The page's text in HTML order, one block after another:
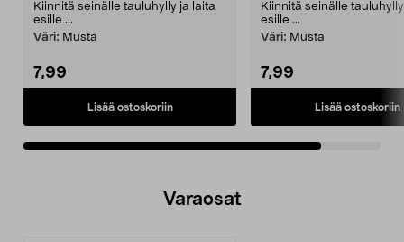
Kiinnitä seinälle tauluhylly ja laita
esille ...
Väri: Musta
7,99
Lisää ostoskoriin
Kiinnitä seinälle
esille ...
Väri: Musta
7,99
Lisää ostoskoriin
Varaosat